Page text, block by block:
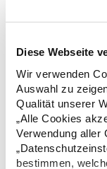
Diese Webseite
Wir verwenden
Auswahl zu
Qualität unserer
„Alle Cookies
Verwendung aller
bestimmen,
mit verstärktem und
g/m² (White: 170 g/
Baumwolle
Viskose)Angaben
CA6690Hersteller:
Km 8.8 30620
info@gorfactory.es
* Preise inkl.